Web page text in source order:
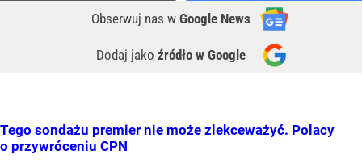
Obserwuj nas w Google News
Dodaj jako źródło w Google
Tego sondażu premier nie może zlekceważyć. Polacy
o przywróceniu CPN